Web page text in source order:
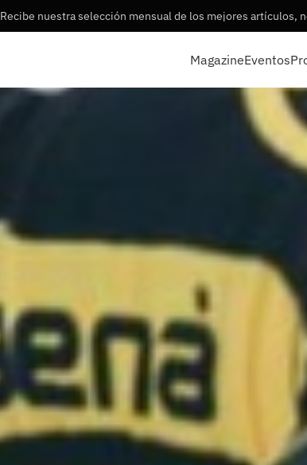
Recibe nuestra selección mensual de los mejores
MagazineEventos